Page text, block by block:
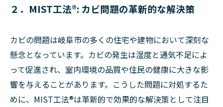
２．MIST工法®: カビ問題の革新的な解決策
カビの問題は岐阜市の多くの住宅や建物において深刻な
懸念となっています。カビの発生は湿度と通気不足によ
って促進され、室内環境の品質や住民の健康に大きな影
響を与えることがあります。こうした問題に対処するた
めに、MIST工法®は革新的で効果的な解決策として注目